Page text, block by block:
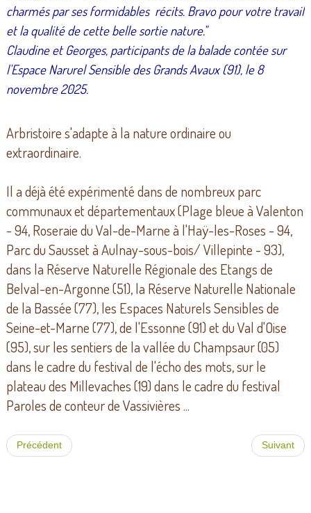
charmés par ses formidables récits. Bravo pour votre travail
et la qualité de cette belle sortie nature."
Claudine et Georges, participants de la balade contée sur
l'Espace Narurel Sensible des Grands Avaux (91), le 8
novembre 2025.
Arbristoire s'adapte à la nature ordinaire ou
extraordinaire.
Il a déjà été expérimenté dans de nombreux parc
communaux et départementaux (Plage bleue à Valenton
- 94, Roseraie du Val-de-Marne à l'Haÿ-les-Roses - 94,
Parc du Sausset à Aulnay-sous-bois/ Villepinte - 93),
dans la Réserve Naturelle Régionale des Etangs de
Belval-en-Argonne (51), la Réserve Naturelle Nationale
de la Bassée (77), les Espaces Naturels Sensibles de
Seine-et-Marne (77), de l'Essonne (91) et du Val d'Oise
(95), sur les sentiers de la vallée du Champsaur (05)
dans le cadre du festival de l'écho des mots, sur le
plateau des Millevaches (19) dans le cadre du festival
Paroles de conteur de Vassivières ...
Précédent Suivant